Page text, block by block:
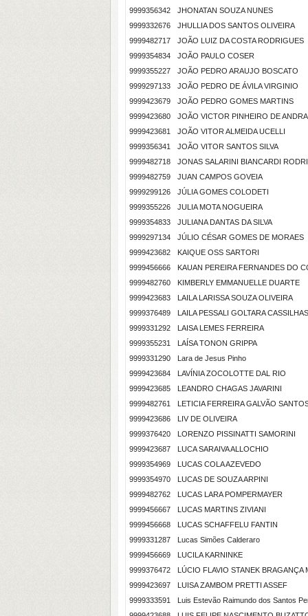
9999356342
JHONATAN SOUZA NUNES
9999332676
JHULLIA DOS SANTOS OLIVEIRA
9999482717
JOÃO LUIZ DA COSTA RODRIGUES
9999354834
JOÃO PAULO COSER
9999355227
JOÃO PEDRO ARAUJO BOSCATO
9999297133
JOÃO PEDRO DE ÁVILA VIRGINIO
9999423679
JOÃO PEDRO GOMES MARTINS
9999423680
JOÃO VICTOR PINHEIRO DE
9999423681
JOÃO VITOR ALMEIDA UCELLI
9999356341
JOÃO VITOR SANTOS SILVA
9999482718
JONAS SALARINI BIANCARDI
9999482759
JUAN CAMPOS GOVEIA
9999299126
JÚLIA GOMES COLODETI
9999355226
JULIA MOTA NOGUEIRA
9999354833
JULIANA DANTAS DA SILVA
9999297134
JÚLIO CÉSAR GOMES DE MORAES
9999423682
KAIQUE OSS SARTORI
9999456666
KAUAN PEREIRA FERNANDES DO
9999482760
KIMBERLY EMMANUELLE DUARTE
9999423683
LAILA LARISSA SOUZA OLIVEIRA
9999376489
LAILA PESSALI GOLTARA CASSILHAS
9999331292
LAISA LEMES FERREIRA
9999355231
LAÍSA TONON GRIPPA
9999331290
Lara de Jesus Pinho
9999423684
LAVÍNIA ZOCOLOTTE DAL RIO
9999423685
LEANDRO CHAGAS JAVARINI
9999482761
LETICIA FERREIRA GALVÃO
9999423686
LIV DE OLIVEIRA
9999376420
LORENZO PISSINATTI SAMORINI
9999423687
LUCA SARAIVA ALLOCHIO
9999354969
LUCAS COLA AZEVEDO
9999354970
LUCAS DE SOUZA ARPINI
9999482762
LUCAS LARA POMPERMAYER
9999456667
LUCAS MARTINS ZIVIANI
9999456668
LUCAS SCHAFFELU FANTIN
9999331287
Lucas Simões Calderaro
9999456669
LUCILA KARNINKE
9999376472
LÚCIO FLAVIO STANEK BRAGANÇA
9999423697
LUISA ZAMBOM PRETTI ASSEF
9999333591
Luis Estevão Raimundo dos Santos